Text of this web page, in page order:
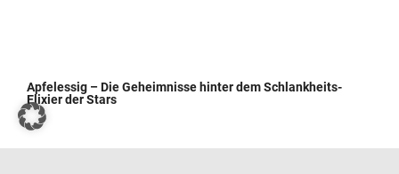
Apfelessig – Die Geheimnisse hinter dem Schlankheits-
Elixier der Stars